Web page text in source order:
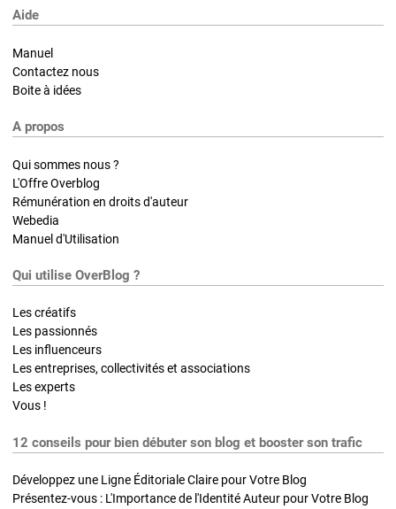
Aide
Manuel
Contactez nous
Boite à idées
A propos
Qui sommes nous ?
L'Offre Overblog
Rémunération en droits d'auteur
Webedia
Manuel d'Utilisation
Qui utilise OverBlog ?
Les créatifs
Les passionnés
Les influenceurs
Les entreprises, collectivités et associations
Les experts
Vous !
12 conseils pour bien débuter son blog et booster son trafic
Développez une Ligne Éditoriale Claire pour Votre Blog
Présentez-vous : L'Importance de l'Identité Auteur pour Votre Blog